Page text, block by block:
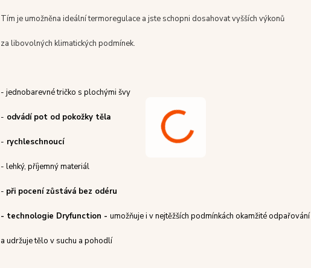
Tím je umožněna ideální termoregulace a jste schopni dosahovat vyšších výkonů
za libovolných klimatických podmínek.
- jednobarevné tričko s plochými švy
- odvádí pot od pokožky těla
- rychleschnoucí
- lehký, příjemný materiál
- při pocení zůstává bez odéru
- technologie Dryfunction - umožňuje i v nejtěžších podmínkách okamžité
a udržuje tělo v suchu a pohodlí